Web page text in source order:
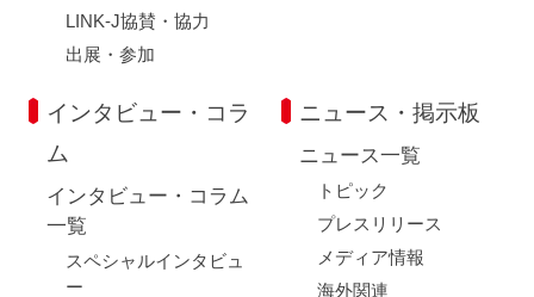
LINK-J協賛・協力
出展・参加
インタビュー・コラ
ム
インタビュー・コラム
一覧
スペシャルインタビュ
ー
ニュース・掲示板
ニュース一覧
トピック
プレスリリース
メディア情報
海外関連